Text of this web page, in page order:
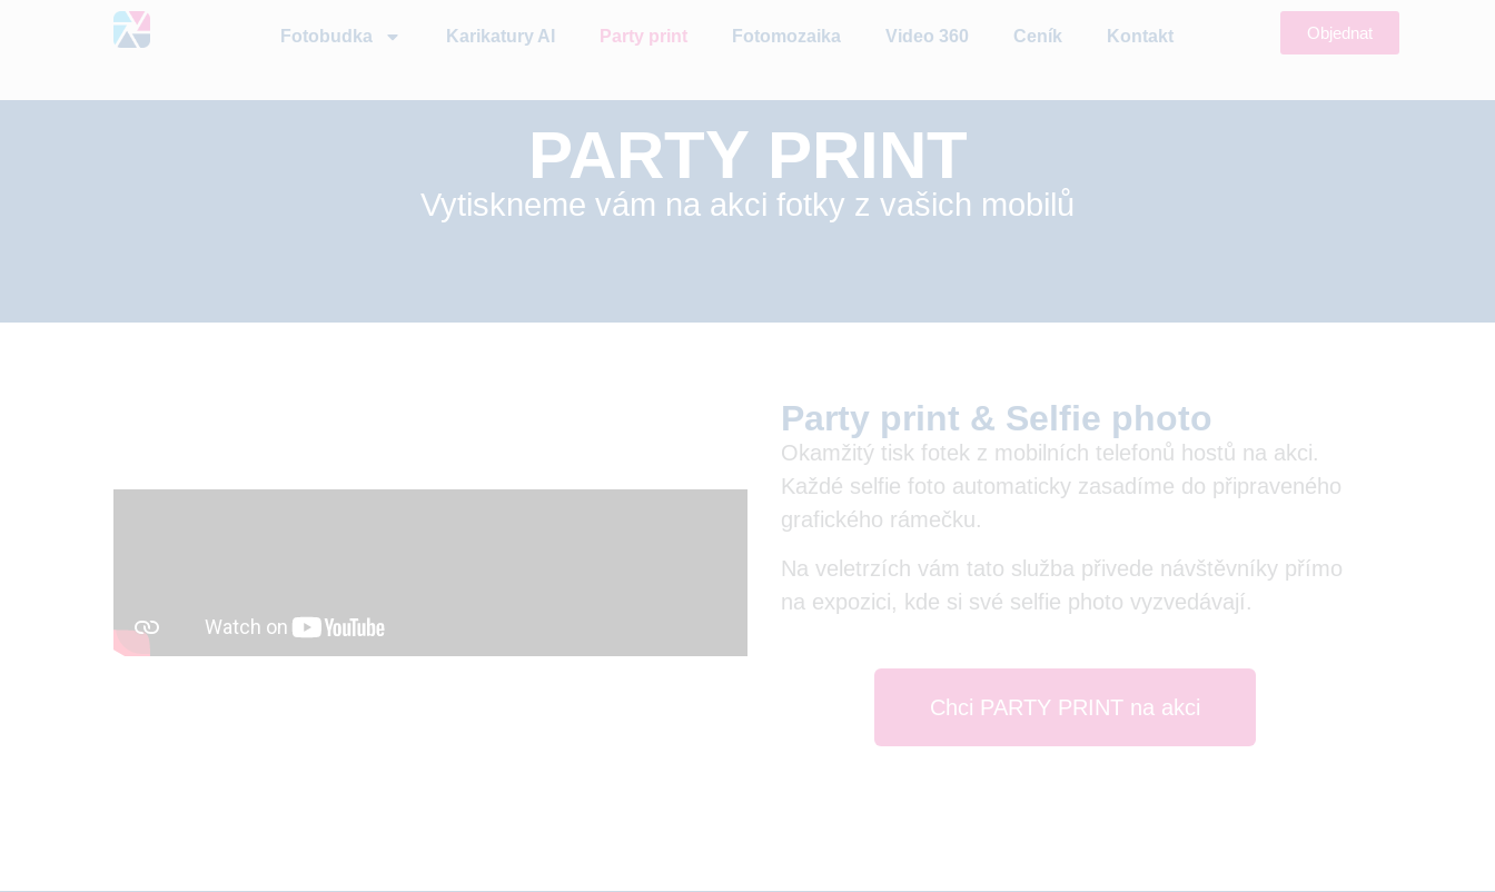
Fotobudka Karikatury AI Party print Fotomozaika Video 360 Ceník Kontakt Objednat
Party print
PARTY PRINT
Vytiskneme vám na akci fotky z vašich mobilů
Party print & Selfie photo
Okamžitý tisk fotek z mobilních telefonů hostů na akci.
Každé selfie foto automaticky zasadíme do připraveného
grafického rámečku.
Na veletrzích vám tato služba přivede návštěvníky přímo
na expozici, kde si své selfie photo vyzvedávají.
Chci PARTY PRINT na akci